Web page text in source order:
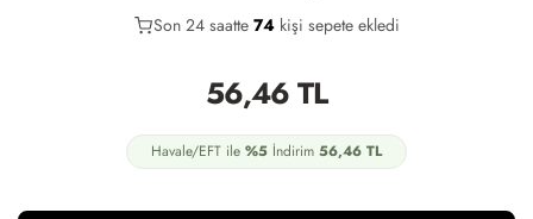
37
Son 24 saatte 74kişi sepete ekledi
23
56,46TL
Havale/EFT ile %5 İndirim 56,46 TL